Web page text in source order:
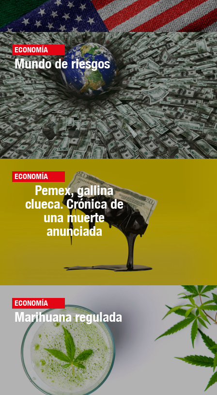
ECONOMÍA
Mundo de riesgos
ECONOMÍA
Pemex, gallina
clueca. Crónica de
una muerte
anunciada
ECONOMÍA
Marihuana regulada